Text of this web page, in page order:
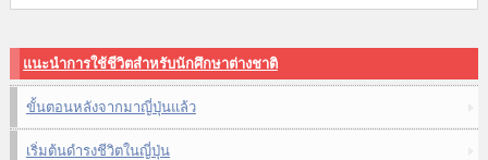
แนะนำการใช้ชีวิตสำหรับนักศึกษาต่างชาติ
ขั้นตอนหลังจากมาญี่ปุ่นแล้ว
เริ่มต้นดำรงชีวิตในญี่ปุ่น